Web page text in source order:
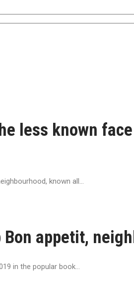
less known
known all...
appetit,
in the popular book...